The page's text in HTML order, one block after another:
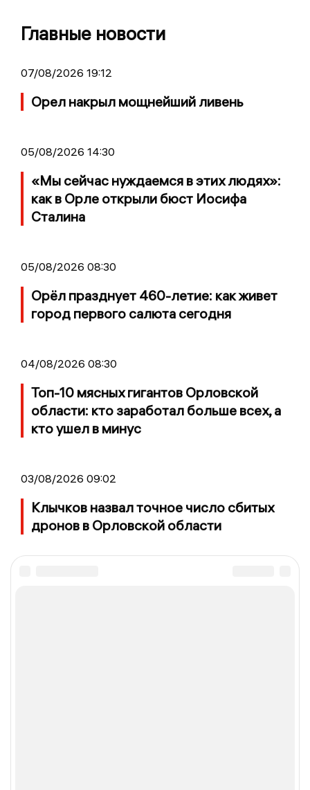
Главные новости
07/08/2026 19:12
Орел накрыл мощнейший ливень
05/08/2026 14:30
«Мы сейчас нуждаемся в этих людях»:
как в Орле открыли бюст Иосифа
Сталина
05/08/2026 08:30
Орёл празднует 460-летие: как живет
город первого салюта сегодня
04/08/2026 08:30
Топ-10 мясных гигантов Орловской
области: кто заработал больше всех, а
кто ушел в минус
03/08/2026 09:02
Клычков назвал точное число сбитых
дронов в Орловской области